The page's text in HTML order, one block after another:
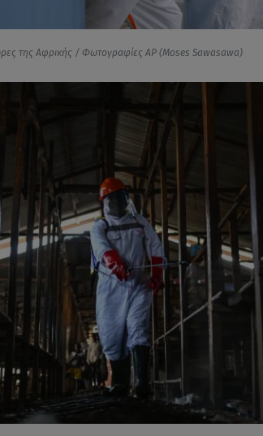
της Αφρικής / Φωτογραφίες AP (Moses Sawasawa)